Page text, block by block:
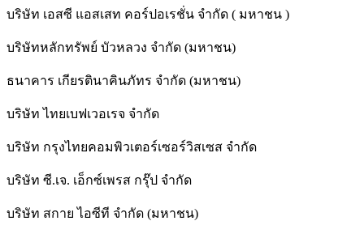
บริษัท เอสซี แอสเสท คอร์ปอเรชั่น จำกัด ( มหาชน )
บริษัทหลักทรัพย์ บัวหลวง จำกัด (มหาชน)
ธนาคาร เกียรตินาคินภัทร จำกัด (มหาชน)
บริษัท ไทยเบฟเวอเรจ จำกัด
บริษัท กรุงไทยคอมพิวเตอร์เซอร์วิสเซส จำกัด
บริษัท ซี.เจ. เอ็กซ์เพรส กรุ๊ป จำกัด
บริษัท สกาย ไอซีที จำกัด (มหาชน)